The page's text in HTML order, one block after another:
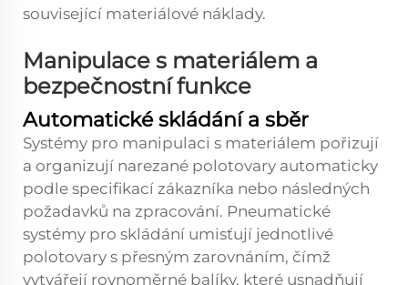
související materiálové náklady.
Manipulace s materiálem a
bezpečnostní funkce
Automatické skládání a sběr
Systémy pro manipulaci s materiálem pořizují
a organizují narezané polotovary automaticky
podle specifikací zákazníka nebo následných
požadavků na zpracování. Pneumatické
systémy pro skládání umisťují jednotlivé
polotovary s přesným zarovnáním, čímž
vytvářejí rovnoměrné balíky, které usnadňují